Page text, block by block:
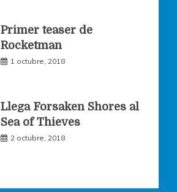
Primer teaser de
Rocketman
1 octubre, 2018
Llega Forsaken Shores al
Sea of Thieves
2 octubre, 2018